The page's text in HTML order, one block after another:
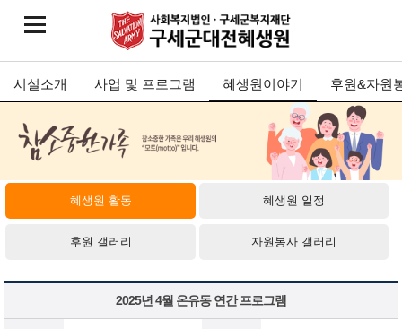
시설소개 사업 및 프로그램 혜생원이야기 후원&자원
혜생원 활동 혜생원 일정
후원 갤러리 자원봉사 갤러리
2025년 4월 온유동 연간 프로그램